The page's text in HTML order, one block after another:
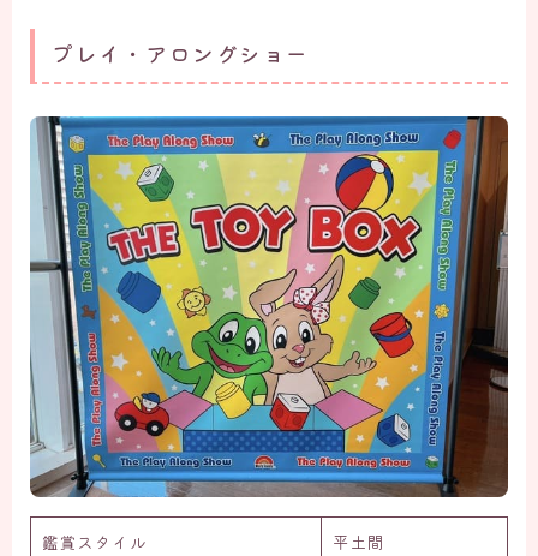
プレイ・アロングショー
鑑賞スタイル 平土間